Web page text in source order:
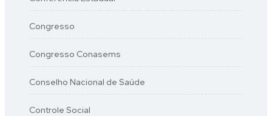
Congresso
Congresso Conasems
Conselho Nacional de Saúde
Controle Social